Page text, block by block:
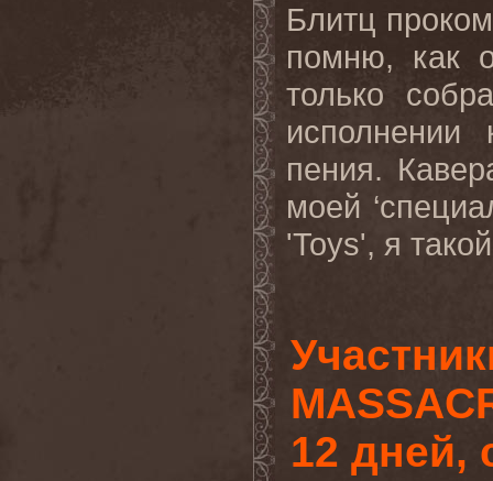
Блитц
помню, как
только
исполнении
пения.
моей
'Toys', я
12 дней,